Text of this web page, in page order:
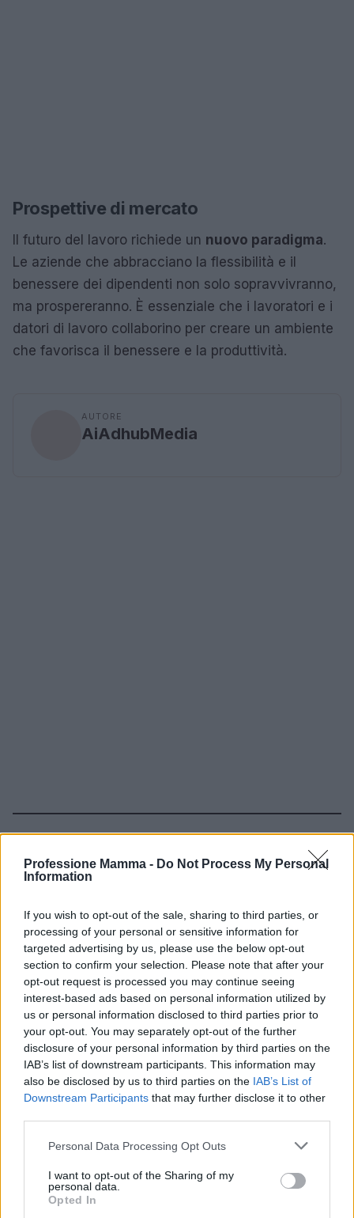
Professione Mamma - Do Not Process My Personal
Information
If you wish to opt-out of the sale, sharing to third parties, or
processing of your personal or sensitive information for
targeted advertising by us, please use the below opt-out
section to confirm your selection. Please note that after your
opt-out request is processed you may continue seeing
interest-based ads based on personal information utilized by
us or personal information disclosed to third parties prior to
your opt-out. You may separately opt-out of the further
disclosure of your personal information by third parties on the
IAB’s list of downstream participants. This information may
also be disclosed by us to third parties on the IAB’s List of
Downstream Participants that may further disclose it to other
Please note that this website/app uses one or more Google
not limited to your visit or usage behaviour. You may click to
grant or deny consent to Google and its third-party tags to
use your data for below specified purposes in below Google
Personal Data Processing Opt Outs
I want to opt-out of the Sharing of my
personal data.
Opted In
Prospettive di mercato
Il futuro del lavoro richiede un nuovo paradigma.
Le aziende che abbracciano la flessibilità e il
benessere dei dipendenti non solo sopravvivranno,
ma prospereranno. È essenziale che i lavoratori e i
datori di lavoro collaborino per creare un ambiente
che favorisca il benessere e la produttività.
AUTORE
AiAdhubMedia
NEWS E ATTUALITÀ
ICA Milano presenta mostre, concerti e letture per
l’autunno 2026
NEWS E ATTUALITÀ